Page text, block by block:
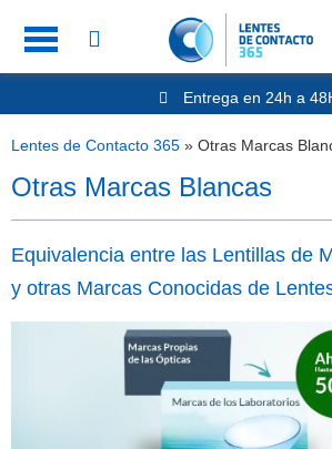
Entrega en 24h a
-20% Gafas de
Nº1 en Opinión de los
Lentes de Contacto 365 » Otras Marcas
Otras Marcas Blancas
Equivalencia entre las Lentillas de
y otras Marcas Conocidas de